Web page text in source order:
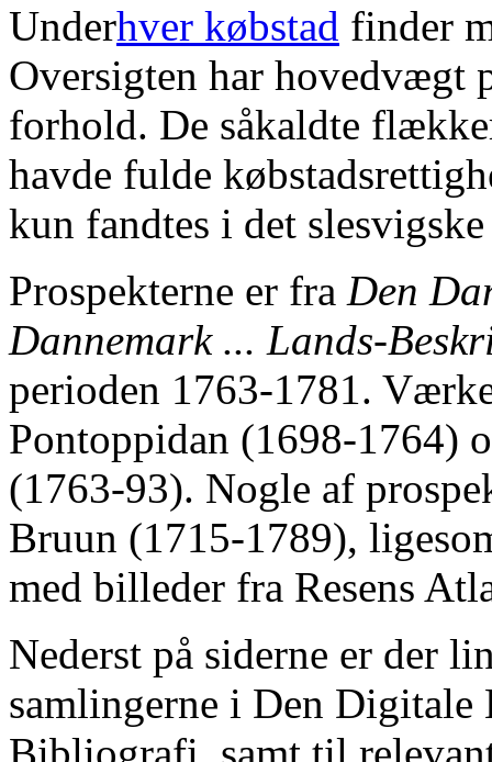
Underhver købstad finder
Oversigten har hovedvægt
forhold. De såkaldte
havde fulde
kun fandtes i det
Prospekterne er fra Den
Dannemark ... Lands-
perioden 1763-1781.
Pontoppidan (1698-1764)
(1763-93). Nogle af
Bruun (1715-1789),
med billeder fra Resens
Nederst på siderne er der
samlingerne i Den
Bibliografi, samt til